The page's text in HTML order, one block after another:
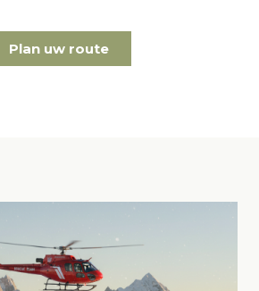
Plan uw route